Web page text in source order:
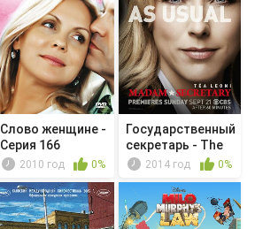
Слово женщине -
Серия 166
2010 год 0%
Государственный
секретарь - The
Rusalka
2014 год 0%